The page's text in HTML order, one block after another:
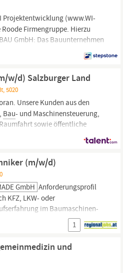
Projektentwicklung (www.WI-
Firmengruppe. Hierzu
GmbH: Das Bauunternehmen
Wien gegründet. Spezialisiert auf
sich unser Fokus auf
Revitalisierungen
w/d) Salzburger Land
5020
Unsere Kunden aus den
Bau- und Maschinensteuerung,
sowie öffentliche
unsere leistungsstarken Hard-
Stärkung unseres Vertriebs
die als erster
(m/w/d)
GmbH Anforderungsprofil
KFZ, LKW- oder
im Baumaschinen-
Liebherr, Kalmar)
Bereitschaft zu
fallweiser Leistung von
Sonntagen Kenntnisse
1
und